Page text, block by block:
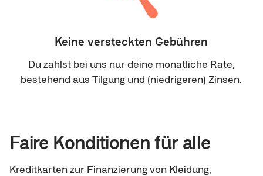
Keine versteckten Gebühren
Du zahlst bei uns nur deine monatliche Rate,
bestehend aus Tilgung und (niedrigeren) Zinsen.
Faire Konditionen für alle
Kreditkarten zur Finanzierung von Kleidung,